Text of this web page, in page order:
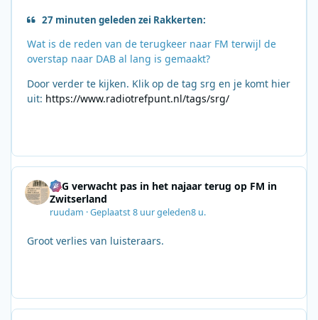
27 minuten geleden zei Rakkerten:
Wat is de reden van de terugkeer naar FM terwijl de
overstap naar DAB al lang is gemaakt?
Door verder te kijken. Klik op de tag srg en je komt hier
uit: https://www.radiotrefpunt.nl/tags/srg/
SRG verwacht pas in het najaar terug op FM in
Zwitserland
ruudam ·Geplaatst8 uur geleden8 u.
Groot verlies van luisteraars.